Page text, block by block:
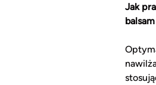
Jak